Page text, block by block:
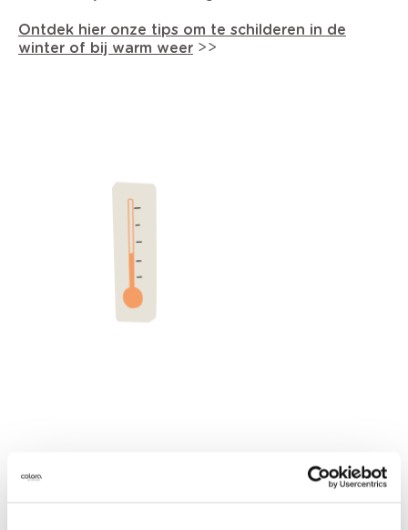
Ontdek hier onze tips om te schilderen in de
winter of bij warm weer >>